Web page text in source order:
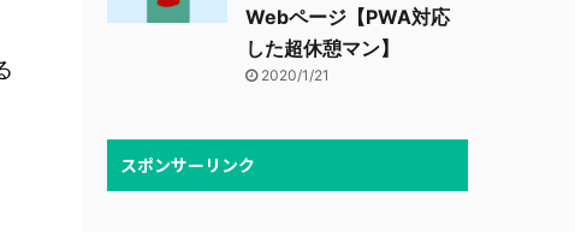
Webページ【PWA対応
した超休憩マン】
2020/1/21
スポンサーリンク